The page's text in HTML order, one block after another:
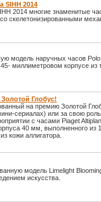
SIHH 2014
2014 многие знаменитые
скелетонизированными
модель наручных часов
миллиметровом корпусе из
Глобус!
на премию Золотой
сериалах) или за свою
с часами Piaget
40 мм, выполненного из
кожи аллигатора.
модель Limelight
искусства.